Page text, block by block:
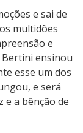
e sai de
multidões
e
Bertini ensinou
esse um dos
e será
e a bênção de